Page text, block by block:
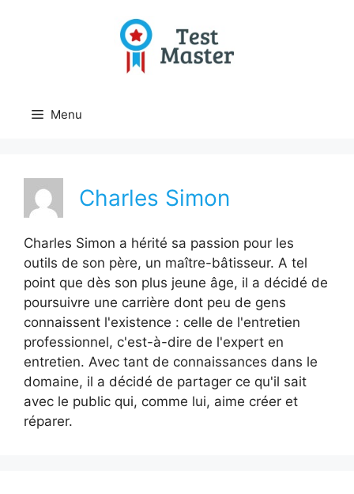
Menu
Charles Simon
Charles Simon a hérité sa passion pour les
outils de son père, un maître-bâtisseur. A tel
point que dès son plus jeune âge, il a décidé de
poursuivre une carrière dont peu de gens
connaissent l'existence : celle de l'entretien
professionnel, c'est-à-dire de l'expert en
entretien. Avec tant de connaissances dans le
domaine, il a décidé de partager ce qu'il sait
avec le public qui, comme lui, aime créer et
réparer.